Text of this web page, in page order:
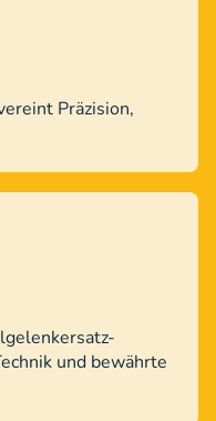
Präzision,
und bewährte